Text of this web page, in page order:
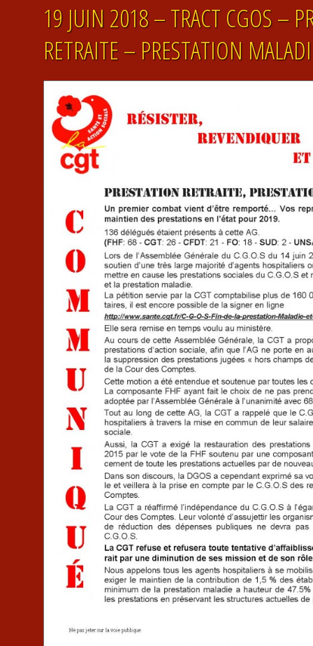
19 JUIN 2018 – TRACT CGOS –
RETRAITE – PRESTATION